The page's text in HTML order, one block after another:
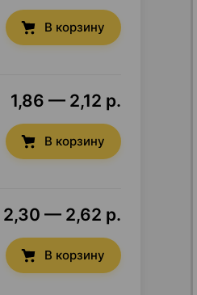
В корзину
1,86 — 2,12 р.
В корзину
2,30 — 2,62 р.
В корзину